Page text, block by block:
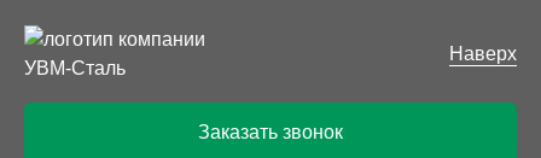
Наверх
Заказать звонок